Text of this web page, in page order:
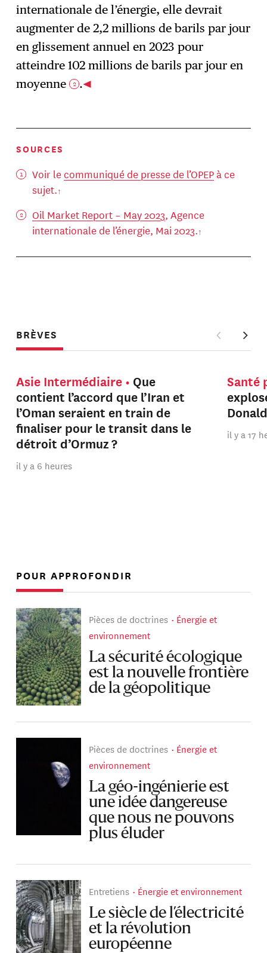
internationale de l’énergie, elle devrait
augmenter de 2,2 millions de barils par jour
en glissement annuel en 2023 pour
atteindre 102 millions de barils par jour en
moyenne 2 .
SOURCES
Voir lecommuniqué de presse de l’OPEPà ce
sujet.
Oil Market Report – May 2023, Agence
internationale de l’énergie, Mai 2023.
BRÈVES
Asie Intermédiaire
Que
contient l’accord que l’Iran et
l’Oman seraient en train de
finaliser pour le transit dans le
détroit d’Ormuz ?
il y a 6 heures
Santé
il y a 17
POUR APPROFONDIR
Pièces de doctrines
Énergie et
environnement
La sécurité écologique
est la nouvelle frontière
de la géopolitique
Pièces de doctrines
Énergie et
environnement
La géo-ingénierie est
une idée dangereuse
que nous ne pouvons
plus éluder
Entretiens Énergie et environnement
Le siècle de l’électricité
et la révolution
européenne